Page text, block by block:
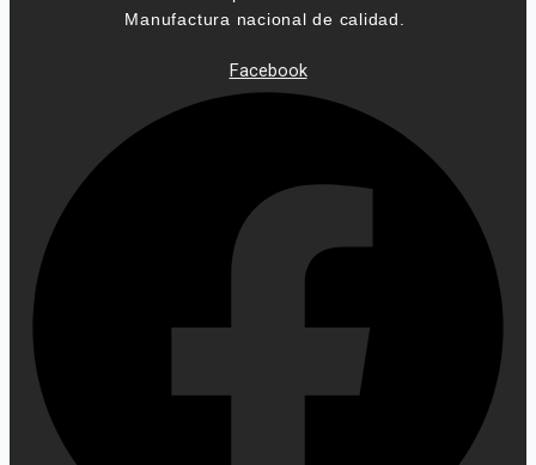
Manufactura nacional de calidad.
Facebook